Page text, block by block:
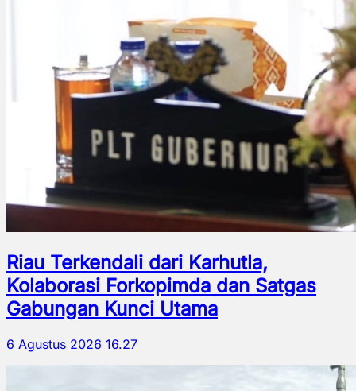
Riau Terkendali dari Karhutla,
Kolaborasi Forkopimda dan Satgas
Gabungan Kunci Utama
6 Agustus 2026 16.27